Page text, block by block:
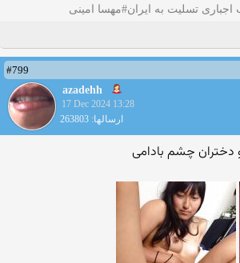
اجباری تسلیت به ایران#مهسا امینی
#799
azadehh
17 Dec 2024 13:28
ارسالها: 263803
چشم بادامی